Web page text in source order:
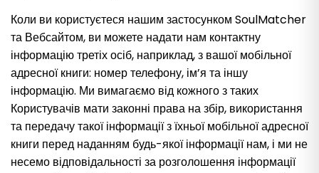
Коли ви користуєтеся нашим застосунком SoulMatcher
та Вебсайтом, ви можете надати нам контактну
інформацію третіх осіб, наприклад, з вашої мобільної
адресної книги: номер телефону, ім’я та іншу
інформацію. Ми вимагаємо від кожного з таких
Користувачів мати законні права на збір, використання
та передачу такої інформації з їхньої мобільної адресної
книги перед наданням будь-якої інформації нам, і ми не
несемо відповідальності за розголошення інформації